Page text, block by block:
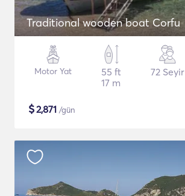
Traditional wooden boat Corfu
Motor Yat
55 ft
17 m
72 Seyir
$2,871 /gün